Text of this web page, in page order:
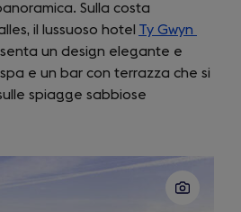
tab)
Sulla costa
il lussuoso hotel Ty Gwyn
a
un design elegante e
e un bar con terrazza che si
spiagge sabbiose